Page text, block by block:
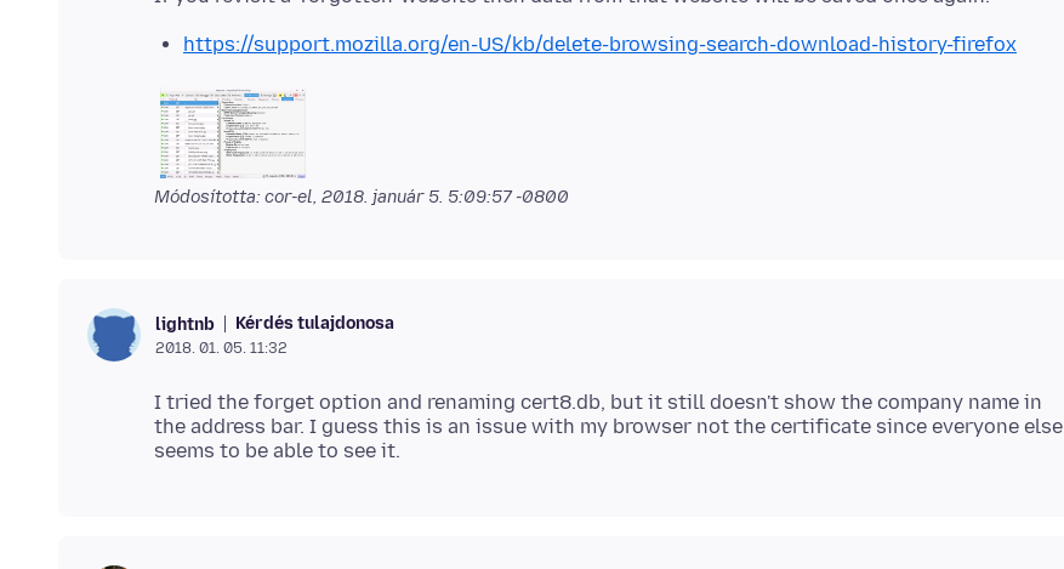
https://support.mozilla.org/en-US/kb/delete-browsing-search-download-history-firefox
Módosította: cor-el, 2018. január 5. 5:09:57 -0800
lightnb Kérdés tulajdonosa
2018. 01. 05. 11:32
I tried the forget option and renaming cert8.db, but it still doesn't show the company name in
the address bar. I guess this is an issue with my browser not the certificate since everyone else